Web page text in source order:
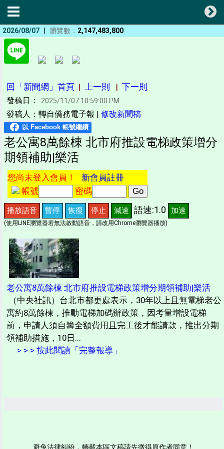
2026/08/07 | 瀏覽數： 2,147,483,800
回「新聞網」首頁 | 上一則 | 下一則
發稿日： 2025/11/07 10:59:00 PM
發稿人：轉自僑務電子報 | 修改新聞稿
老公寓8萬餘棟 北市府推設電梯政策增分
期領補助|樂活
您尚未登入會員！ 新會員註冊
帳號
密碼
播放語音 暫停 恢復 停止 減速 語速:1.0 加速
(使用LINE瀏覽器若無法啟動語音，請改用Chrome瀏覽器播放)
老公寓8萬餘棟 北市府推設電梯政策增分期領補助|樂活
（中央社訊）台北市都更處表示，30年以上且無電梯老公
寓約8萬餘棟，推動電梯加碼辦政策，因考量增設電梯
前，申請人須自籌全額費用且完工後才能請款，推出分期
領補助措施，10日...
> > > 按此閱讀「完整報導」
避免法律糾紛，轉載本區文稿請先徵得原作者同意！